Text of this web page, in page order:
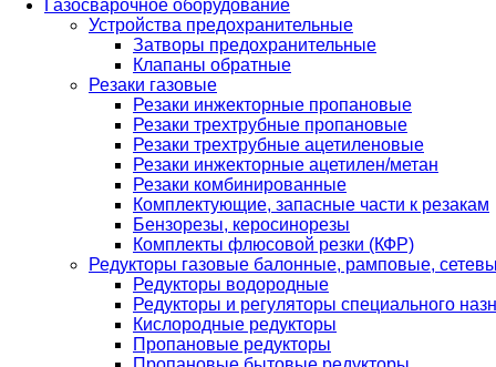
Газосварочное оборудование
Устройства предохранительные
Затворы предохранительные
Клапаны обратные
Резаки газовые
Резаки инжекторные пропановые
Резаки трехтрубные пропановые
Резаки трехтрубные ацетиленовые
Резаки инжекторные ацетилен/метан
Резаки комбинированные
Комплектующие, запасные части к резакам
Бензорезы, керосинорезы
Комплекты флюсовой резки (КФР)
Редукторы газовые балонные, рамповые,
Редукторы водородные
Редукторы и регуляторы специального
Кислородные редукторы
Пропановые редукторы